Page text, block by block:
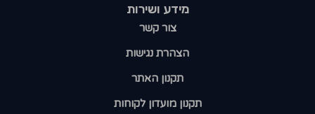
מידע ושירות
צור קשר
הצהרת נגישות
תקנון האתר
תקנון מועדון לקוחות